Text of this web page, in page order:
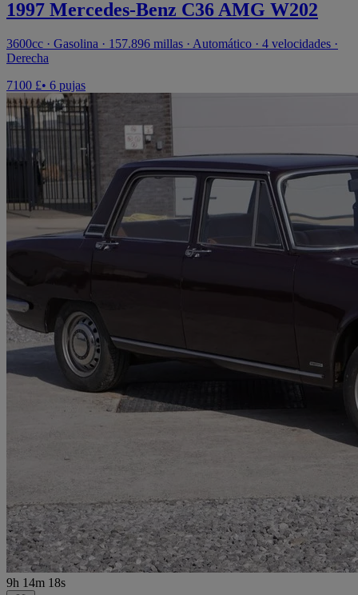
1997 Mercedes-Benz C36 AMG W202
3600cc · Gasolina · 157.896 millas · Automático · 4 velocidades ·
Derecha
7100 £• 6 pujas
9h 14m 18s